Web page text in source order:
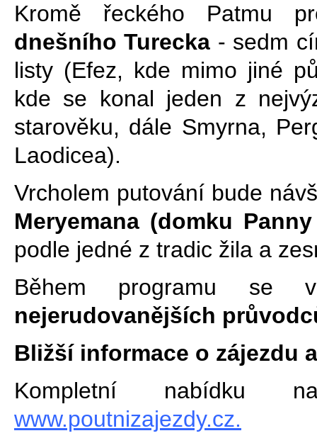
Kromě řeckého Patmu
dnešního Turecka - sedm
listy (Efez, kde mimo jiné
kde se konal jeden z
starověku, dále Smyrna,
Laodicea).
Vrcholem putování bude
Meryemana (domku
podle jedné z tradic žila a
Během programu se
nejerudovanějších
Bližší informace o zájezdu
Kompletní nabídku
www.poutnizajezdy.cz.